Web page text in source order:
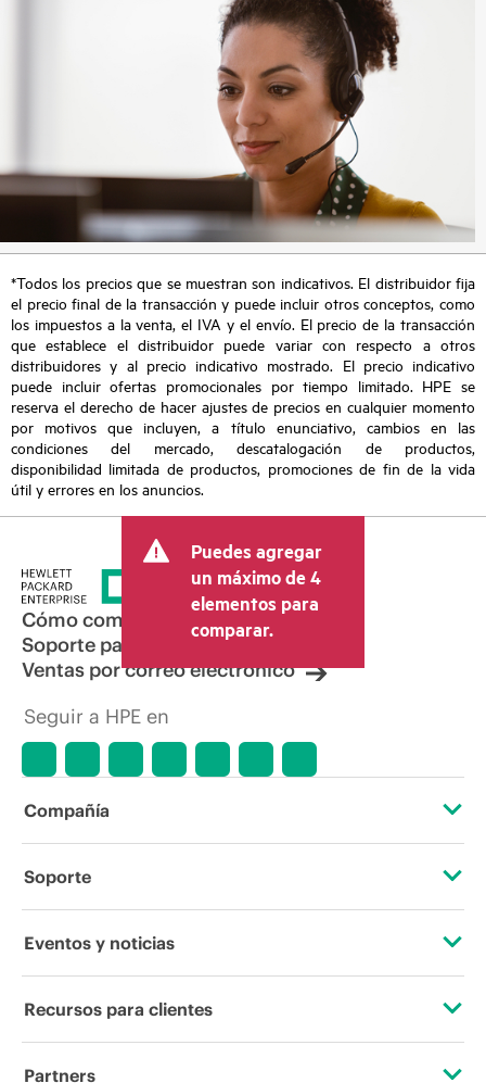
*Todos los precios que se muestran son indicativos. El distribuidor fija
el precio final de la transacción y puede incluir otros conceptos, como
los impuestos a la venta, el IVA y el envío. El precio de la transacción
que establece el distribuidor puede variar con respecto a otros
distribuidores y al precio indicativo mostrado. El precio indicativo
puede incluir ofertas promocionales por tiempo limitado. HPE se
reserva el derecho de hacer ajustes de precios en cualquier momento
por motivos que incluyen, a título enunciativo, cambios en las
condiciones del mercado, descatalogación de productos,
disponibilidad limitada de productos, promociones de fin de la vida
útil y errores en los anuncios.
Puedes agregar
un máximo de 4
elementos para
comparar.
Cómo comprar
Soporte para productos
Ventas por correo electrónico
Seguir a HPE en
Compañía
Acerca de HPE
Responsabilidad corporativa
Laboratorios HPE
Soporte
Servicios de soporte operativo
Eventos y noticias
Eventos
Recursos para clientes
Contacta con nosotros
Partners